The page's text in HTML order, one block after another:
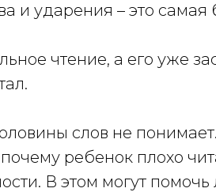
и ударения – это самая
чтение, а его уже
слов не понимает.
ребенок плохо
В этом могут помочь